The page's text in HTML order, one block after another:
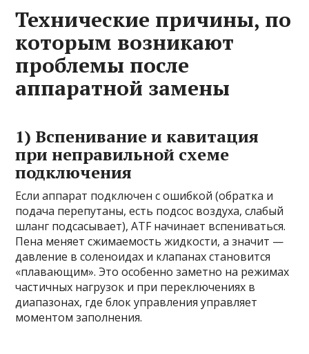
Технические причины, по
которым возникают
проблемы после
аппаратной замены
1) Вспенивание и кавитация
при неправильной схеме
подключения
Если аппарат подключен с ошибкой (обратка и
подача перепутаны, есть подсос воздуха, слабый
шланг подсасывает), ATF начинает вспениваться.
Пена меняет сжимаемость жидкости, а значит —
давление в соленоидах и клапанах становится
«плавающим». Это особенно заметно на режимах
частичных нагрузок и при переключениях в
диапазонах, где блок управления управляет
моментом заполнения.